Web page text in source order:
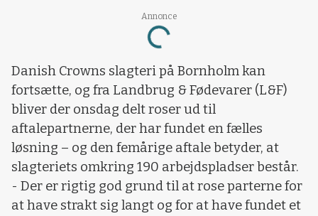
Annonce
Loading...
Danish Crowns slagteri på Bornholm kan
fortsætte, og fra Landbrug & Fødevarer (L&F)
bliver der onsdag delt roser ud til
aftalepartnerne, der har fundet en fælles
løsning – og den femårige aftale betyder, at
slagteriets omkring 190 arbejdspladser består.
- Der er rigtig god grund til at rose parterne for
at have strakt sig langt og for at have fundet et